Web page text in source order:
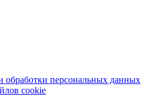
персональных данных
cookie